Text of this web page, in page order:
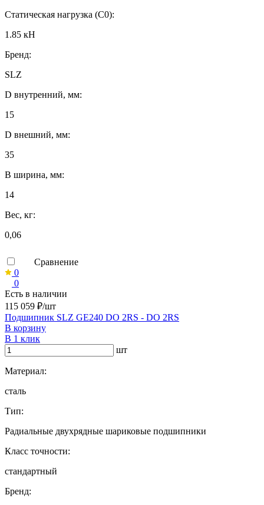
Статическая нагрузка (C0):
1.85 кН
Бренд:
SLZ
D внутренний, мм:
15
D внешний, мм:
35
B ширина, мм:
14
Вес, кг:
0,06
Сравнение
0
0
Есть в наличии
115 059 ₽/шт
Подшипник SLZ GE240 DO 2RS - DO 2RS
В корзину
В 1 клик
шт
Материал:
сталь
Тип:
Радиальные двухрядные шариковые подшипники
Класс точности:
стандартный
Бренд: